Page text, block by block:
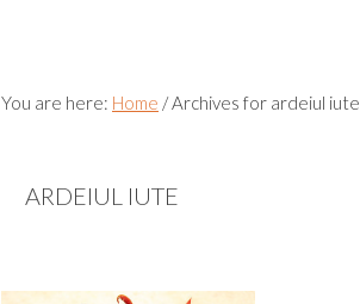
You are here: Home /Archives for ardeiul iute
ARDEIUL IUTE